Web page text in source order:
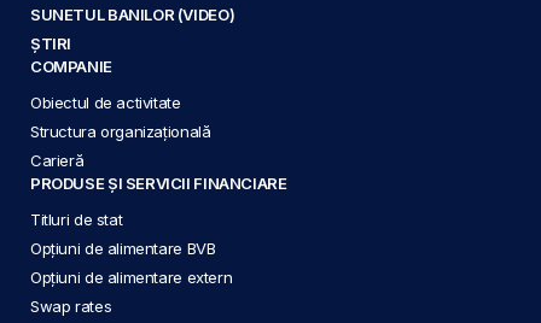
SUNETUL BANILOR (VIDEO)
ȘTIRI
COMPANIE
Obiectul de activitate
Structura organizațională
Carieră
PRODUSE ȘI SERVICII FINANCIARE
Titluri de stat
Opțiuni de alimentare BVB
Opțiuni de alimentare extern
Swap rates